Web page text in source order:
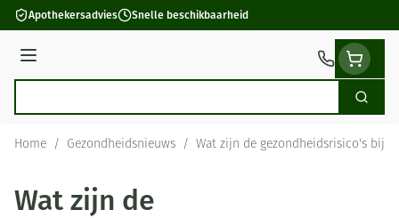
Ga naar de inhoud
Apothekersadvies Snelle beschikbaarheid
Menu
Zoek
Home / Gezondheidsnieuws / Wat zijn de gezondheidsrisico's bij
Wat zijn de